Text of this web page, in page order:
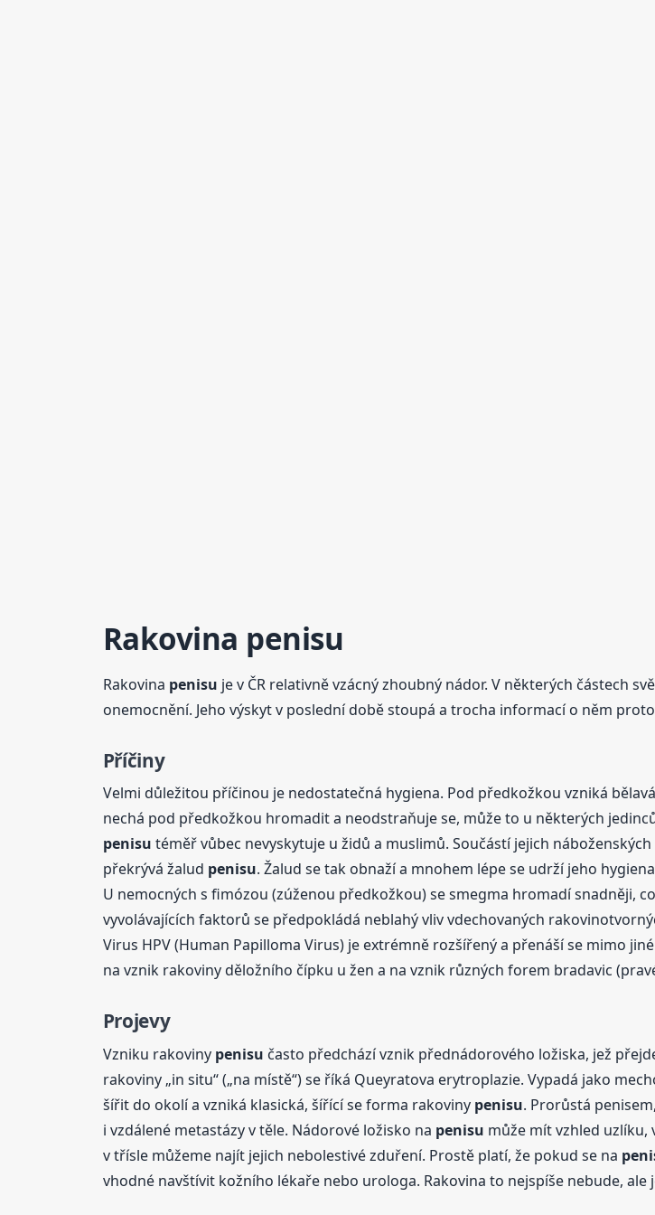
Rakovina penisu
Rakovina penisu je v ČR relativně vzácný zhoubný nádor. V některých částech
onemocnění. Jeho výskyt v poslední době stoupá a trocha informací o něm
Příčiny
Velmi důležitou příčinou je nedostatečná hygiena. Pod předkožkou vzniká
nechá pod předkožkou hromadit a neodstraňuje se, může to u některých
penisu téměř vůbec nevyskytuje u židů a muslimů. Součástí jejich
překrývá žalud penisu. Žalud se tak obnaží a mnohem lépe se udrží jeho
U nemocných s fimózou (zúženou předkožkou) se smegma hromadí snadněji,
vyvolávajících faktorů se předpokládá neblahý vliv vdechovaných
Virus HPV (Human Papilloma Virus) je extrémně rozšířený a přenáší se mimo
na vznik rakoviny děložního čípku u žen a na vznik různých forem bradavic
Projevy
Vzniku rakoviny penisu často předchází vznik přednádorového ložiska, jež
rakoviny „in situ“ („na místě“) se říká Queyratova erytroplazie. Vypadá jako
šířit do okolí a vzniká klasická, šířící se forma rakoviny penisu. Prorůstá
i vzdálené metastázy v těle. Nádorové ložisko na penisu může mít vzhled
v třísle můžeme najít jejich nebolestivé zduření. Prostě platí, že pokud se na
vhodné navštívit kožního lékaře nebo urologa. Rakovina to nejspíše nebude,